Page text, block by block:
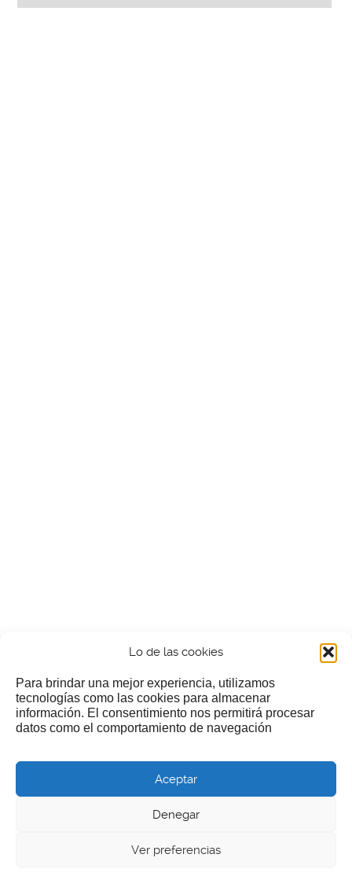
Lo de las cookies
Para brindar una mejor experiencia, utilizamos
tecnologías como las cookies para almacenar
información. El consentimiento nos permitirá procesar
datos como el comportamiento de navegación
Aceptar
Denegar
Ver preferencias
¿Nos invitas a un cafecillo?
Si te gusta nuestra web puedes echar limosna a estos